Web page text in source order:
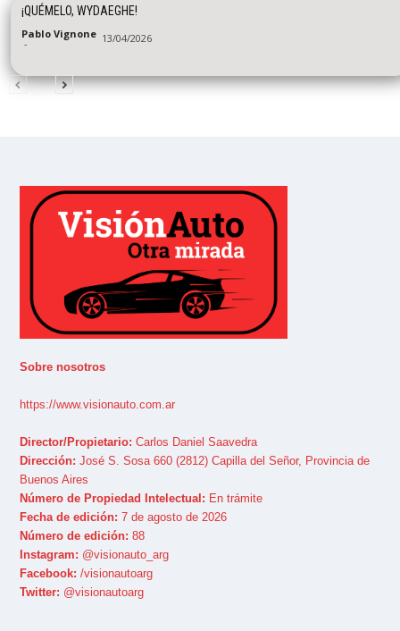
¡QUÉMELO, WYDAEGHE!
Pablo Vignone
- 13/04/2026
Sobre nosotros
https://www.visionauto.com.ar
Director/Propietario: Carlos Daniel Saavedra
Dirección: José S. Sosa 660 (2812) Capilla del Señor, Provincia de
Buenos Aires
Número de Propiedad Intelectual: En trámite
Fecha de edición: 7 de agosto de 2026
Número de edición: 88
Instagram: @visionauto_arg
Facebook: /visionautoarg
Twitter: @visionautoarg